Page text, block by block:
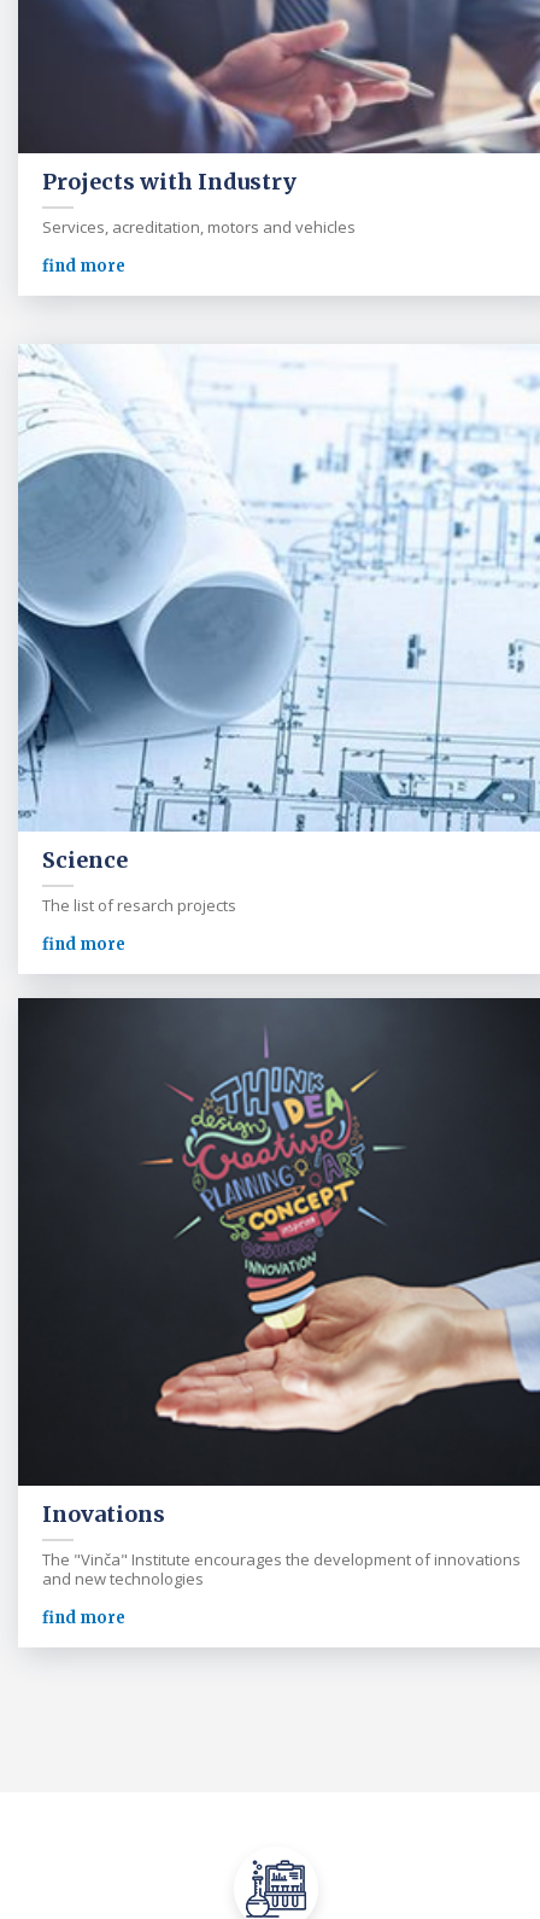
Projects with Industry
Services, acreditation, motors and vehicles
find more
Science
The list of resarch projects
find more
Inovations
The "Vinča" Institute encourages the development of innovations
and new technologies
find more